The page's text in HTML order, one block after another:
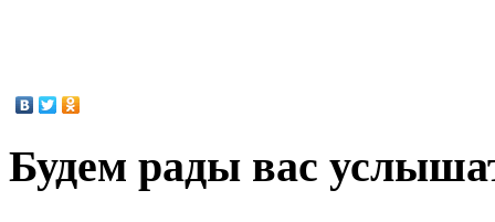
Будем рады вас